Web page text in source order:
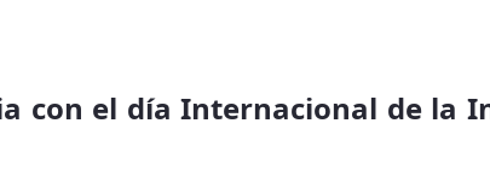
con el día Internacional de la